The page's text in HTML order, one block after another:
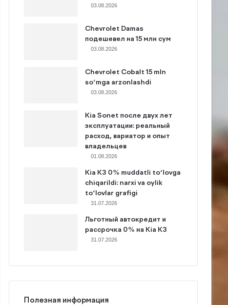
03.08.2026
Chevrolet Damas
подешевел на 15 млн сум
03.08.2026
Chevrolet Cobalt 15 mln
so‘mga arzonlashdi
03.08.2026
Kia Sonet после двух лет
эксплуатации: реальный
расход, вариатор и опыт
владельцев
01.08.2026
Kia K3 0% muddatli to‘lovga
chiqarildi: narxi va oylik
to‘lovlar grafigi
31.07.2026
Льготный автокредит и
рассрочка 0% на Kia K3
31.07.2026
Полезная информация